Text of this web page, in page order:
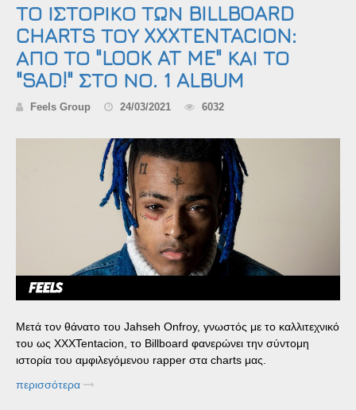
ΤΟ ΙΣΤΟΡΙΚΟ ΤΩΝ BILLBOARD
CHARTS ΤΟΥ XXXTENTACION:
ΑΠΟ ΤΟ "LOOK AT ME" ΚΑΙ ΤΟ
"SAD!" ΣΤΟ ΝΟ. 1 ALBUM
Feels Group 24/03/2021 6032
Μετά τον θάνατο του Jahseh Onfroy, γνωστός με το καλλιτεχνικό
του ως XXXTentacion, το Billboard φανερώνει την σύντομη
ιστορία του αμφιλεγόμενου rapper στα charts μας.
περισσότερα